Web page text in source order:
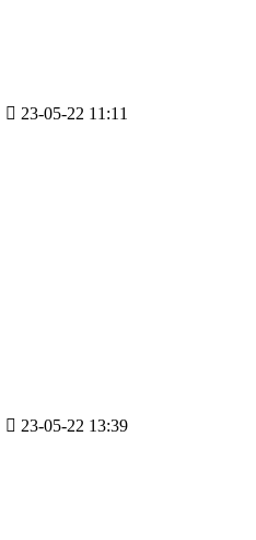
23-05-22 11:11
23-05-22 13:39